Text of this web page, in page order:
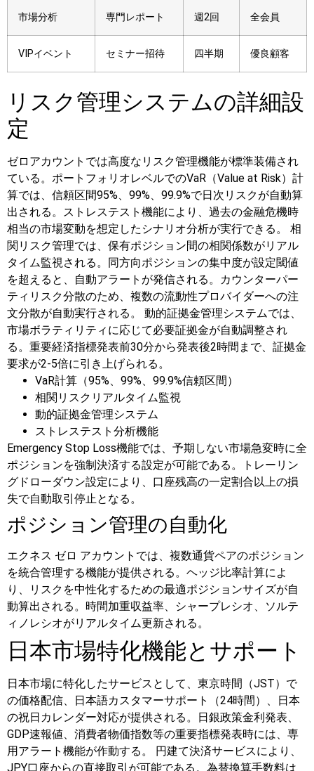
市場分析 専門レポート 週2回 全会員
VIPイベント セミナー招待 四半期 優良顧客
リスク管理システムの詳細設
定
ゼロアカウントでは高度なリスク管理機能が標準装備され
ている。ポートフォリオレベルでのVaR（Value at Risk）計
算では、信頼区間95%、99%、99.9%で日次リスクが自動算
出される。ストレステスト機能により、過去の金融危機時
相当の市場変動を想定したシナリオ分析が実行できる。
相
関リスク管理では、保有ポジション間の相関係数がリアル
タイム監視される。同方向ポジションの集中度が設定閾値
を超えると、自動アラートが発信される。カウンターパー
ティリスク分散のため、複数の流動性プロバイダーへの注
文分散が自動実行される。
動的証拠金管理システムでは、
市場ボラティリティに応じて必要証拠金が自動調整され
る。重要経済指標発表前30分から発表後2時間まで、証拠金
要求が2-5倍に引き上げられる。
VaR計算（95%、99%、99.9%信頼区間）
相関リスクリアルタイム監視
動的証拠金管理システム
ストレステスト分析機能
Emergency Stop Loss機能では、予期しない市場急変時に全
ポジションを強制決済する設定が可能である。トレーリン
グドローダウン設定により、口座残高の一定割合以上の損
失で自動取引停止となる。
ポジション管理の自動化
エクネス ゼロ アカウントでは、複数通貨ペアのポジション
を統合管理する機能が提供される。ヘッジ比率計算によ
り、リスクを中性化するための最適ポジションサイズが自
動算出される。時間加重収益率、シャープレシオ、ソルテ
ィノレシオがリアルタイム更新される。
日本市場特化機能とサポート
日本市場に特化したサービスとして、東京時間（JST）で
の価格配信、日本語カスタマーサポート（24時間）、日本
の祝日カレンダー対応が提供される。日銀政策金利発表、
GDP速報値、消費者物価指数等の重要指標発表時には、専
用アラート機能が作動する。
円建て決済サービスにより、
JPY口座からの直接取引が可能である。為替換算手数料は